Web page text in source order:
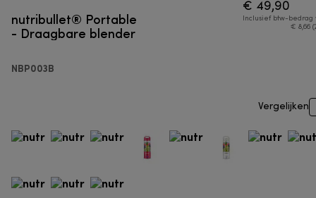
nutribullet® Portable
- Draagbare blender
NBP003B
€ 49,90
Inclusief btw-bedrag
€ 8,66
Vergelijken